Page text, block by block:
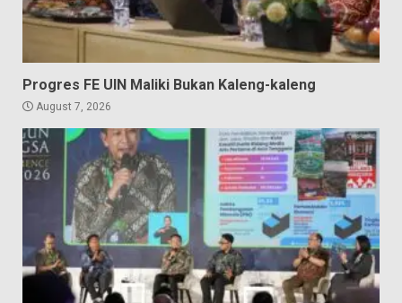
Progres FE UIN Maliki Bukan Kaleng-kaleng
August 7, 2026